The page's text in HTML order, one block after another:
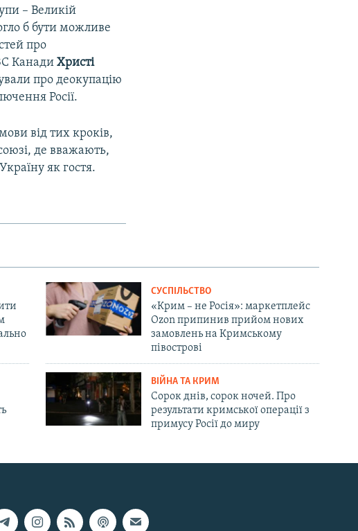
– Великій
б бути можливе
про
КанадиХристі
про деокупацію
Росії.
від тих кроків,
де вважають,
як гостя.
СУСПІЛЬСТВО
«Крим – не Росія»: маркетплейс
Ozon припинив прийом нових
замовлень на Кримському
півострові
ВІЙНА ТА КРИМ
Сорок днів, сорок ночей. Про
результати кримської операції з
примусу Росії до миру